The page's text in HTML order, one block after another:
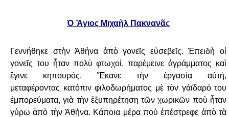
Ὁ Ἅγιος Μιχαὴλ Πακνανᾶς
Γεννήθηκε στὴν Ἀθήνα ἀπὸ γονεῖς εὐσεβεῖς. Ἐπειδὴ οἱ
γονεῖς του ἦταν πολὺ φτωχοί,παρέμεινε ἀγράμματος καὶ
ἔγινε κηπουρός. Ἔκανε τὴν ἐργασία αὐτή,
μεταφέροντας κατόπιν φιλοδωρήματος μὲ τὸν γάϊδαρό του
ἐμπορεύματα, γιὰ τὴν ἐξυπηρέτηση τῶνχωρικῶν ποὺ ἦταν
γύρω ἀπὸ τὴν Ἀθήνα. Κάποια μέρα ποὺ ἐπέστρεφε ἀπὸ τὰ